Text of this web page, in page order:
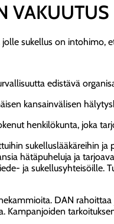
VAKUUTUS
sukellus on intohimo,
edistävä
kansainvälisen
henkilökunta, joka
sukelluslääkäreihin
hätäpuheluja ja
ja sukellusyhteisöille.
DAN
Kampanjoiden